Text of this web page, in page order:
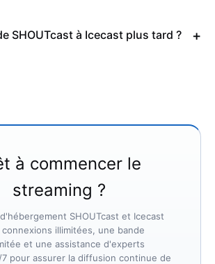
SHOUTcast à Icecast plus tard ?
à commencer le
streaming ?
SHOUTcast et Icecast
illimitées, une bande
et une assistance d'experts
pour assurer la diffusion continue de